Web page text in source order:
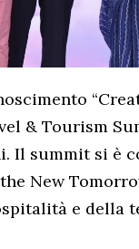
& Tourism
Il summit si è
New
e della